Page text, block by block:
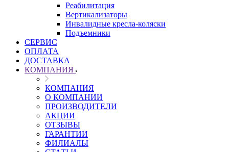
Реабилитация
Вертикализаторы
Инвалидные кресла-коляски
Подъемники
СЕРВИС
ОПЛАТА
ДОСТАВКА
КОМПАНИЯ
КОМПАНИЯ
О КОМПАНИИ
ПРОИЗВОДИТЕЛИ
АКЦИИ
ОТЗЫВЫ
ГАРАНТИИ
ФИЛИАЛЫ